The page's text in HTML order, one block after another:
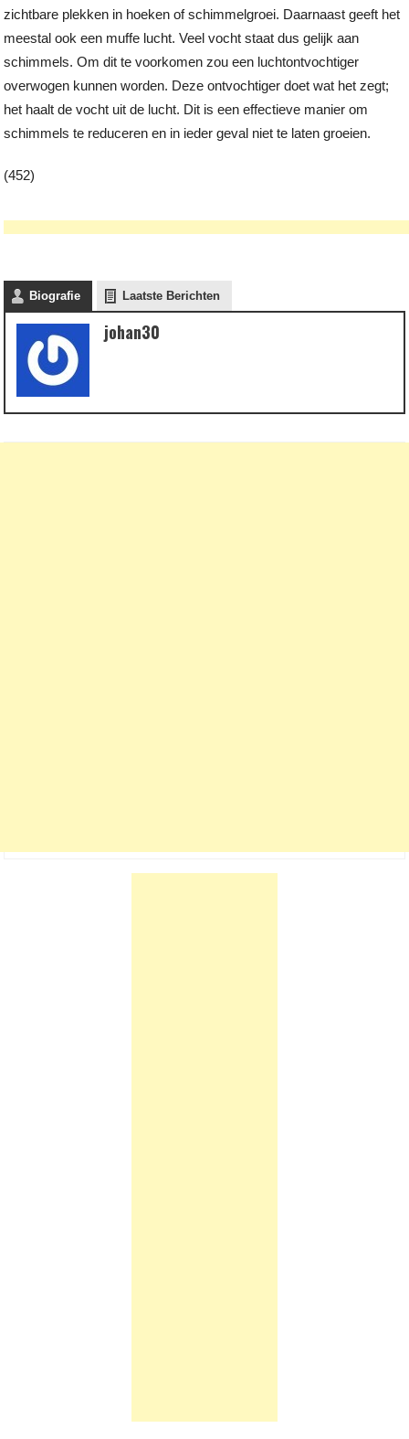
zichtbare plekken in hoeken of schimmelgroei. Daarnaast geeft het
meestal ook een muffe lucht. Veel vocht staat dus gelijk aan
schimmels. Om dit te voorkomen zou een luchtontvochtiger
overwogen kunnen worden. Deze ontvochtiger doet wat het zegt;
het haalt de vocht uit de lucht. Dit is een effectieve manier om
schimmels te reduceren en in ieder geval niet te laten groeien.
(452)
Biografie Laatste Berichten
johan30